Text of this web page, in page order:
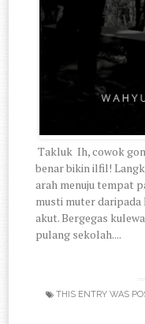
Takluk Ih, cowok
benar bikin ilfil!
arah menuju tempat
musti muter daripada
akut. Bergegas
pulang sekolah....
THIS ENTRY WAS